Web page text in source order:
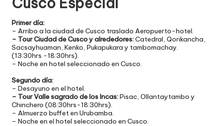
Primer día:
– Arribo a la ciudad de Cusco traslado Aeropuerto-hotel.
– Tour Ciudad de Cusco y alrededores:Catedral, Qorikancha,
Sacsayhuaman, Kenko, Pukapukara y tambomachay.
(13:30hrs -18:30hrs).
– Noche en hotel seleccionado en Cusco.
Segundo día:
– Desayuno en el hotel.
– Tour Valle sagrado de los Incas:Pisac, Ollantaytambo y
Chinchero (08:30hrs-18:30hrs).
– Almuerzo buffet en Urubamba.
– Noche en el hotel seleccionado en Cusco.